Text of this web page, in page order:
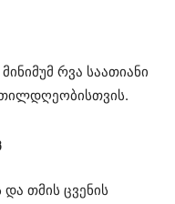
რვა საათიანი
თმის ცვენის